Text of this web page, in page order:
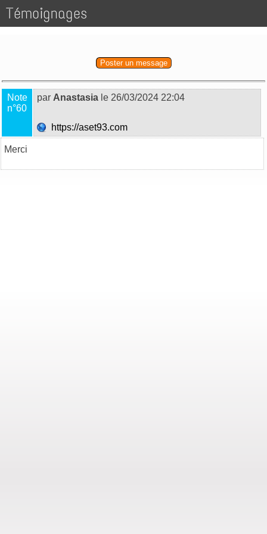
Témoignages
Poster un message
Note
n°60
par Anastasia le 26/03/2024 22:04
https://aset93.com
Merci